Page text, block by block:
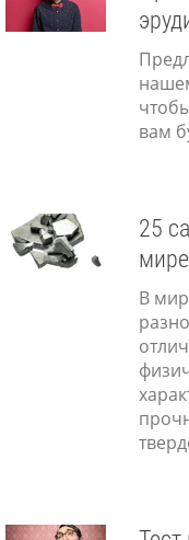
вам
25
мире
В